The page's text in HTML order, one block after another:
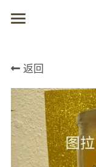
商城
视频
我们
联系及问题
返回所有商品分类